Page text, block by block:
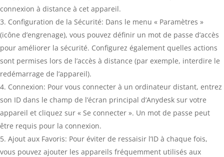
connexion à distance à cet appareil.
Configuration de la Sécurité: Dans le menu « Paramètres »
(icône d’engrenage), vous pouvez définir un mot de passe d’accès
pour améliorer la sécurité. Configurez également quelles actions
sont permises lors de l’accès à distance (par exemple, interdire le
redémarrage de l’appareil).
Connexion: Pour vous connecter à un ordinateur distant, entrez
son ID dans le champ de l’écran principal d’Anydesk sur votre
appareil et cliquez sur « Se connecter ». Un mot de passe peut
être requis pour la connexion.
Ajout aux Favoris: Pour éviter de ressaisir l’ID à chaque fois,
vous pouvez ajouter les appareils fréquemment utilisés aux